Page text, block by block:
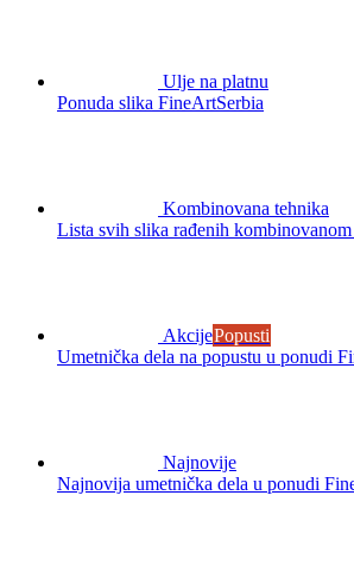
Ulje na platnu
Ponuda slika FineArtSerbia
Kombinovana tehnika
Lista svih slika rađenih
AkcijePopusti
Umetnička dela na popustu u ponudi
Najnovije
Najnovija umetnička dela u ponudi